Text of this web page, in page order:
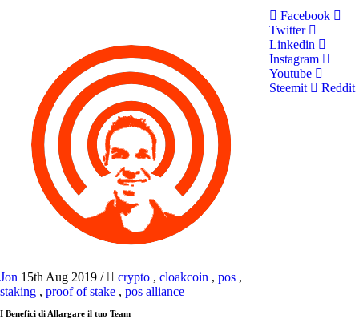
Jon 15th Aug 2019 / crypto , cloakcoin , pos ,
staking , proof of stake , pos alliance
I Benefici di Allargare il tuo Team
Facebook
Twitter
Linkedin
Instagram
Youtube
Steemit
Reddit